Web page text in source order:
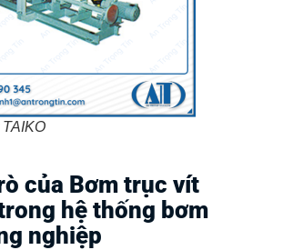
của Bơm trục vít
hệ thống bơm
nghiệp